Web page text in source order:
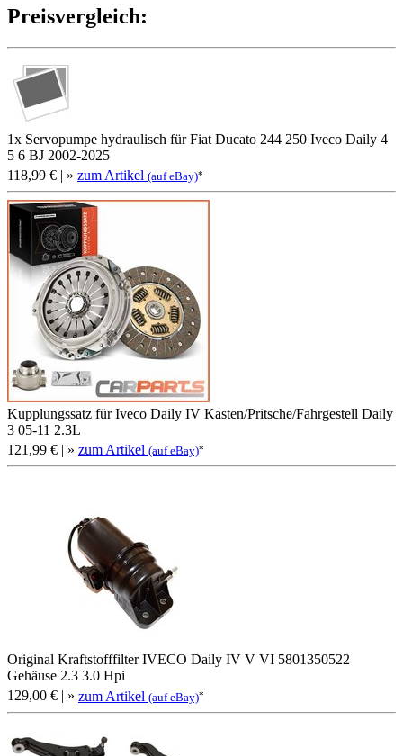
Preis­ver­gleich:
1x Servopumpe hydraulisch für Fiat Ducato 244 250 Iveco Daily 4
5 6 BJ 2002-2025
118,99 € | » zum Artikel (auf eBay)*
Kupplungssatz für Iveco Daily IV Kasten/Pritsche/Fahrgestell Daily
3 05-11 2.3L
121,99 € | » zum Artikel (auf eBay)*
Original Kraftstofffilter IVECO Daily IV V VI 5801350522
Gehäuse 2.3 3.0 Hpi
129,00 € | » zum Artikel (auf eBay)*